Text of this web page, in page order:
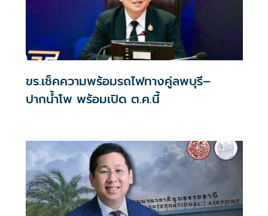
ขร.เช็คความพร้อมรถไฟทางคู่ลพบุรี–
ปากน้ำโพ พร้อมเปิด ต.ค.นี้